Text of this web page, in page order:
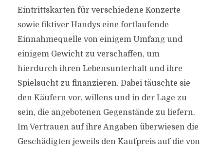
Eintrittskarten für verschiedene Konzerte
sowie fiktiver Handys eine fortlaufende
Einnahmequelle von einigem Umfang und
einigem Gewicht zu verschaffen, um
hierdurch ihren Lebensunterhalt und ihre
Spielsucht zu finanzieren. Dabei täuschte sie
den Käufern vor, willens und in der Lage zu
sein, die angebotenen Gegenstände zu liefern.
Im Vertrauen auf ihre Angaben überwiesen die
Geschädigten jeweils den Kaufpreis auf die von